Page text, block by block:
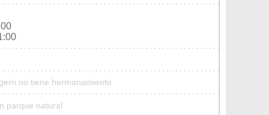
no tiene hermanamiento
parque natural